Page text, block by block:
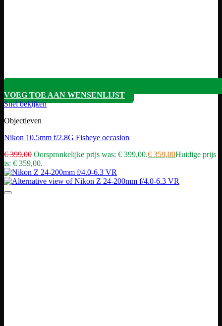
VOEG TOE AAN WENSENLIJST
Snel bekijken
Objectieven
Nikon 10.5mm f/2.8G Fisheye occasion
€399,00 Oorspronkelijke prijs was: € 399,00.€ 359,00Huidige prijs
is: € 359,00.